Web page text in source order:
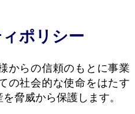
ポリシー
からの信頼のもとに事業
の社会的な使命をはたす
脅威から保護します。